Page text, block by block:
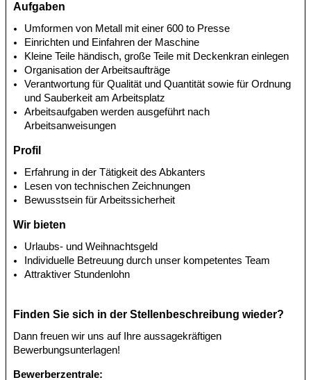
Aufgaben
Umformen von Metall mit einer 600 to Presse
Einrichten und Einfahren der Maschine
Kleine Teile händisch, große Teile mit Deckenkran einlegen
Organisation der Arbeitsaufträge
Verantwortung für Qualität und Quantität sowie für Ordnung
und Sauberkeit am Arbeitsplatz
Arbeitsaufgaben werden ausgeführt nach
Arbeitsanweisungen
Profil
Erfahrung in der Tätigkeit des Abkanters
Lesen von technischen Zeichnungen
Bewusstsein für Arbeitssicherheit
Wir bieten
Urlaubs- und Weihnachtsgeld
Individuelle Betreuung durch unser kompetentes Team
Attraktiver Stundenlohn
Finden Sie sich in der Stellenbeschreibung wieder?
Dann freuen wir uns auf Ihre aussagekräftigen
Bewerbungsunterlagen!
Bewerberzentrale: